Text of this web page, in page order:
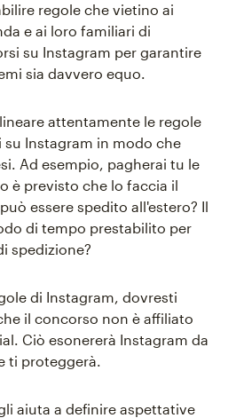
regole che vietino ai
e ai loro familiari di
su Instagram per garantire
sia davvero equo.
attentamente le regole
Instagram in modo che
Ad esempio, pagherai tu le
è previsto che lo faccia il
essere spedito all'estero? Il
di tempo prestabilito per
spedizione?
di Instagram, dovresti
il concorso non è affiliato
Ciò esonererà Instagram da
ti proteggerà.
aiuta a definire aspettative